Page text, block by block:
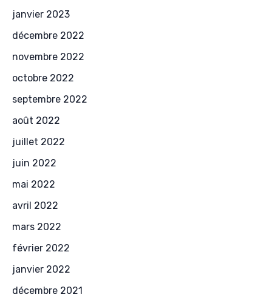
janvier 2023
décembre 2022
novembre 2022
octobre 2022
septembre 2022
août 2022
juillet 2022
juin 2022
mai 2022
avril 2022
mars 2022
février 2022
janvier 2022
décembre 2021